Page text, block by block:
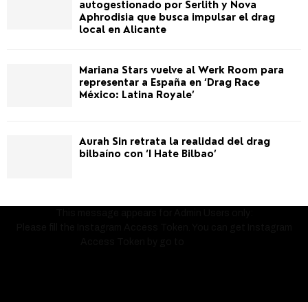
autogestionado por Serlith y Nova
Aphrodisia que busca impulsar el drag
local en Alicante
Mariana Stars vuelve al Werk Room para
representar a España en ‘Drag Race
México: Latina Royale’
Aurah Sin retrata la realidad del drag
bilbaíno con ‘I Hate Bilbao’